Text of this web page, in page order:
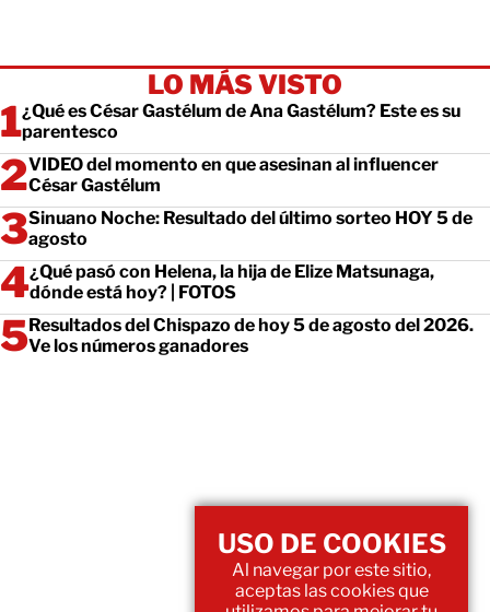
LO MÁS VISTO
¿Qué es César Gastélum de Ana Gastélum? Este es su
parentesco
VIDEO del momento en que asesinan al influencer
César Gastélum
Sinuano Noche: Resultado del último sorteo HOY 5 de
agosto
¿Qué pasó con Helena, la hija de Elize Matsunaga,
dónde está hoy? | FOTOS
Resultados del Chispazo de hoy 5 de agosto del 2026.
Ve los números ganadores
USO DE COOKIES
Al navegar por este sitio,
aceptas las cookies que